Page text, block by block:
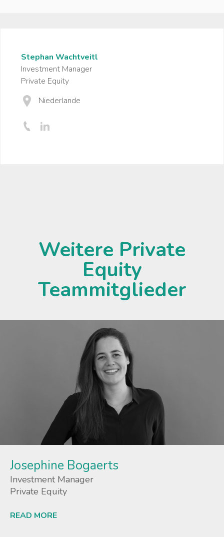
Stephan Wachtveitl
Investment Manager
Private Equity
Niederlande
Weitere Private
Equity
Teammitglieder
Josephine Bogaerts
Investment Manager
Private Equity
READ MORE